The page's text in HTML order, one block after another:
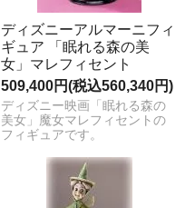
ディズニーアルマーニフィ
ギュア 「眠れる森の美
女」マレフィセント
509,400円(税込560,340円)
ディズニー映画「眠れる森の
美女」魔女マレフィセントの
フィギュアです。